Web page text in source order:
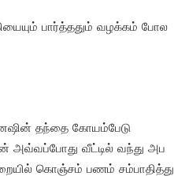
பார்த்ததும் வழக்கம் போல
தந்தை கோயம்பேடு
அவ்வப்போது வீட்டில் வந்து அப
கொஞ்சம் பணம் சம்பாதித்து